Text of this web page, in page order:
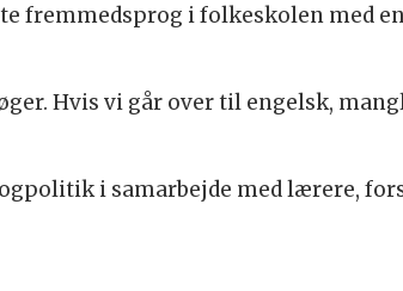
fremmedsprog i folkeskolen med
Hvis vi går over til engelsk,
i samarbejde med lærere,